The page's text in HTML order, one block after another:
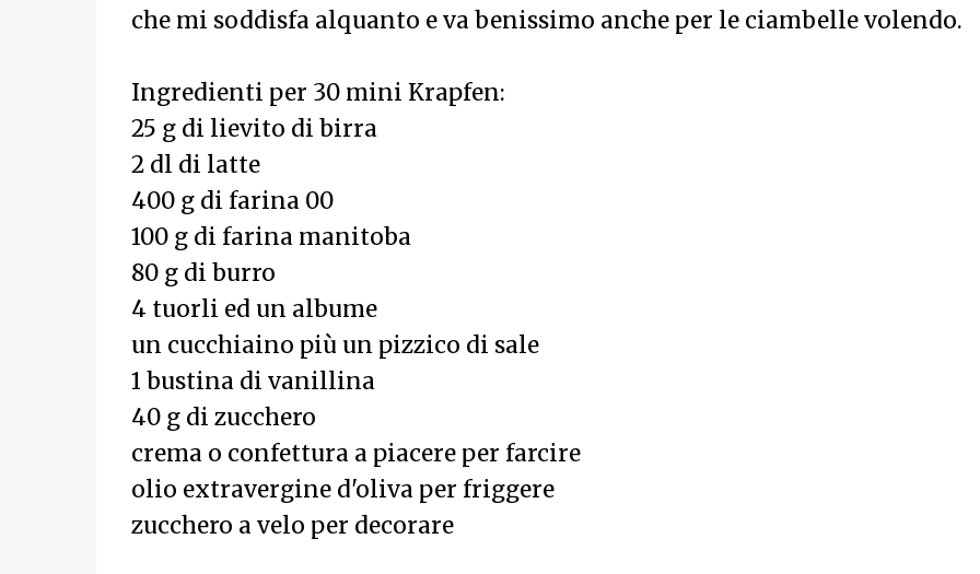
che mi soddisfa alquanto e va benissimo anche per le ciambelle volendo.
Ingredienti per 30 mini Krapfen:
25 g di lievito di birra
2 dl di latte
400 g di farina 00
100 g di farina manitoba
80 g di burro
4 tuorli ed un albume
un cucchiaino più un pizzico di sale
1 bustina di vanillina
40 g di zucchero
crema o confettura a piacere per farcire
olio extravergine d'oliva per friggere
zucchero a velo per decorare